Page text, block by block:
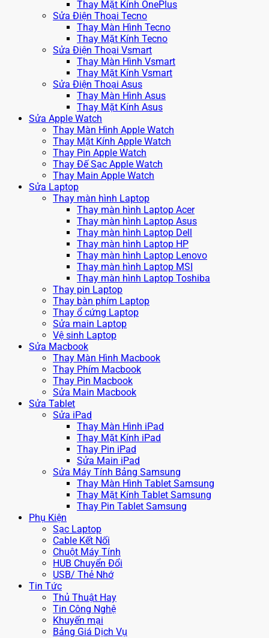
Thay Mặt Kính OnePlus
Sửa Điện Thoại Tecno
Thay Màn Hình Tecno
Thay Mặt Kính Tecno
Sửa Điện Thoại Vsmart
Thay Màn Hình Vsmart
Thay Mặt Kính Vsmart
Sửa Điện Thoại Asus
Thay Màn Hình Asus
Thay Mặt Kính Asus
Sửa Apple Watch
Thay Màn Hình Apple Watch
Thay Mặt Kính Apple Watch
Thay Pin Apple Watch
Thay Đế Sạc Apple Watch
Thay Main Apple Watch
Sửa Laptop
Thay màn hình Laptop
Thay màn hình Laptop Acer
Thay màn hình Laptop Asus
Thay màn hình Laptop Dell
Thay màn hình Laptop HP
Thay màn hình Laptop Lenovo
Thay màn hình Laptop MSI
Thay màn hình Laptop Toshiba
Thay pin Laptop
Thay bàn phím Laptop
Thay ổ cứng Laptop
Sửa main Laptop
Vệ sinh Laptop
Sửa Macbook
Thay Màn Hình Macbook
Thay Phím Macbook
Thay Pin Macbook
Sửa Main Macbook
Sửa Tablet
Sửa iPad
Thay Màn Hình iPad
Thay Mặt Kính iPad
Thay Pin iPad
Sửa Main iPad
Sửa Máy Tính Bảng Samsung
Thay Màn Hình Tablet Samsung
Thay Mặt Kính Tablet Samsung
Thay Pin Tablet Samsung
Phụ Kiện
Sạc Laptop
Cable Kết Nối
Chuột Máy Tính
HUB Chuyển Đổi
USB/ Thẻ Nhớ
Tin Tức
Thủ Thuật Hay
Tin Công Nghệ
Khuyến mại
Bảng Giá Dịch Vụ